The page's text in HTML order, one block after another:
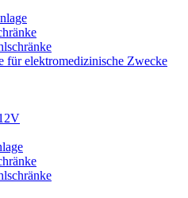
für elektromedizinische Zwecke